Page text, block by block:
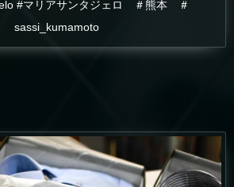
#マリアサンタジェロ ＃熊本 ＃
sassi_kumamoto